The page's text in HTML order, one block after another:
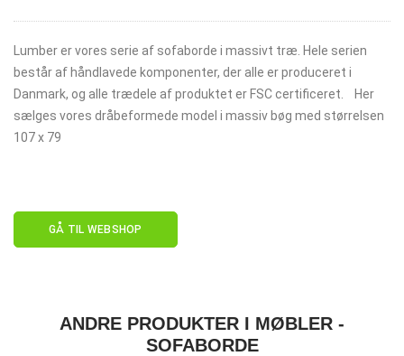
Lumber er vores serie af sofaborde i massivt træ. Hele serien
består af håndlavede komponenter, der alle er produceret i
Danmark, og alle trædele af produktet er FSC certificeret. Her
sælges vores dråbeformede model i massiv bøg med størrelsen
107 x 79
GÅ TIL WEBSHOP
ANDRE PRODUKTER I MØBLER -
SOFABORDE